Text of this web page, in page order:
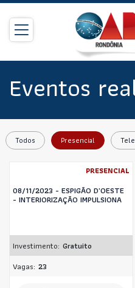
Eventos
Todos Presencial
PRESENCIAL
08/11/2023 - ESPIGÃO D'OESTE
- INTERIORIZAÇÃO IMPULSIONA
Investimento: Gratuito
Vagas: 23